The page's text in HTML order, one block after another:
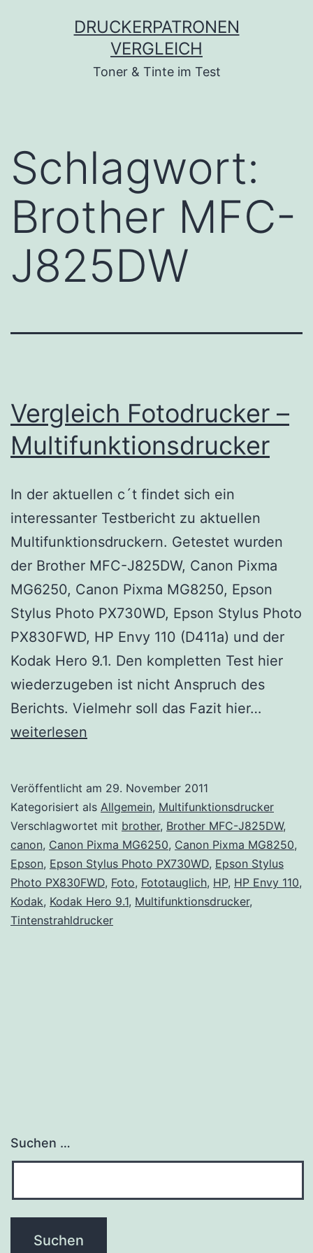
DRUCKERPATRONEN
VERGLEICH
Toner & Tinte im Test
Schlagwort:
Brother MFC-
J825DW
Vergleich Fotodrucker –
Multifunktionsdrucker
In der aktuellen c´t findet sich ein
interessanter Testbericht zu aktuellen
Multifunktionsdruckern. Getestet wurden
der Brother MFC-J825DW, Canon Pixma
MG6250, Canon Pixma MG8250, Epson
Stylus Photo PX730WD, Epson Stylus Photo
PX830FWD, HP Envy 110 (D411a) und der
Kodak Hero 9.1. Den kompletten Test hier
wiederzugeben ist nicht Anspruch des
Berichts. Vielmehr soll das Fazit hier…
weiterlesen
Veröffentlicht am 29. November 2011
Kategorisiert als Allgemein, Multifunktionsdrucker
Verschlagwortet mit brother, Brother MFC-J825DW,
canon, Canon Pixma MG6250, Canon Pixma MG8250,
Epson, Epson Stylus Photo PX730WD, Epson Stylus
Photo PX830FWD, Foto, Fototauglich, HP, HP Envy 110,
Kodak, Kodak Hero 9.1, Multifunktionsdrucker,
Tintenstrahldrucker
Suchen …